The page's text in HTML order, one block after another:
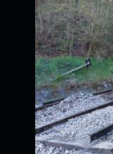
News